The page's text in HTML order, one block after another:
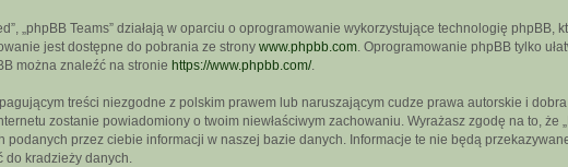
„phpBB Teams” działają w oparciu o oprogramowanie wykorzystujące technologię
jest dostępne do pobrania ze strony www.phpbb.com. Oprogramowanie phpBB tylko
można znaleźć na stronie https://www.phpbb.com/.
treści niezgodne z polskim prawem lub naruszającym cudze prawa autorskie i
zostanie powiadomiony o twoim niewłaściwym zachowaniu. Wyrażasz zgodę na to, że
przez ciebie informacji w naszej bazie danych. Informacje te nie będą
do kradzieży danych.